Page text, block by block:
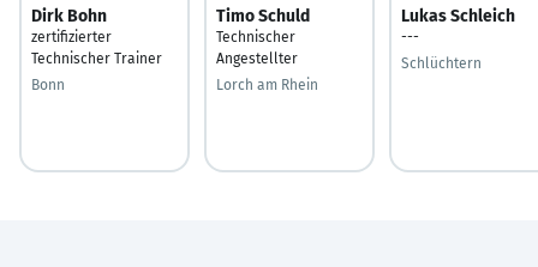
Dirk Bohn
zertifizierter
Technischer Trainer
Bonn
Timo Schuld
Technischer
Angestellter
Lorch am Rhein
Lukas Schleich
---
Schlüchtern